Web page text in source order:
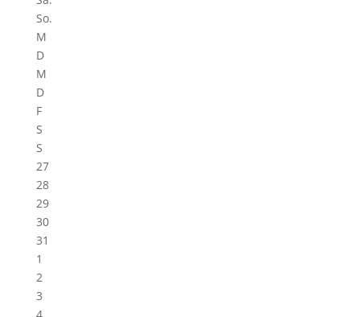
So.
M
D
M
D
F
S
S
27
28
29
30
31
1
2
3